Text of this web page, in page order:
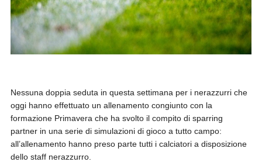
Nessuna doppia seduta in questa settimana per i nerazzurri che
oggi hanno effettuato un allenamento congiunto con la
formazione Primavera che ha svolto il compito di sparring
partner in una serie di simulazioni di gioco a tutto campo:
all’allenamento hanno preso parte tutti i calciatori a disposizione
dello staff nerazzurro.